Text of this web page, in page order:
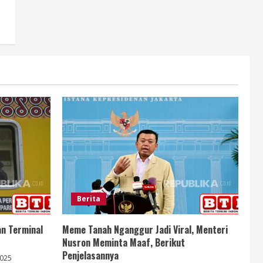
Terminal
Berita
Meme Tanah Nganggur Jadi Viral, Menteri
Nusron Meminta Maaf, Berikut
Penjelasannya